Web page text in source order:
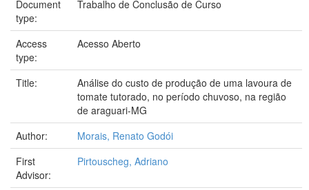
Document
type:
Trabalho de Conclusão de Curso
Access
type:
Acesso Aberto
Title:
Análise do custo de produção de uma lavoura de
tomate tutorado, no período chuvoso, na região
de araguari-MG
Author:
Morais, Renato Godói
First
Advisor:
Pirtouscheg, Adriano